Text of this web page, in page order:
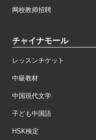
网校教师招聘
チャイナモール
レッスンチケット
中級教材
中国現代文学
子ども中国語
HSK検定